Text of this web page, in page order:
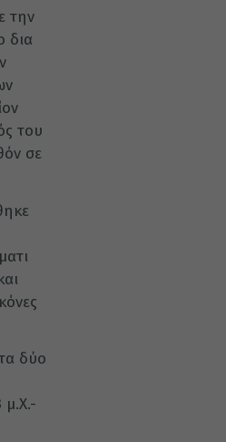
την
δια
του
σε
δύο
μ.Χ.-